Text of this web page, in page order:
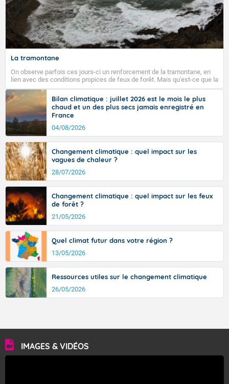
La tramontane
On observe parfois ces jours-ci un renforcement de la tramontane, en
lien avec des conditions propices de feux de forêt. Mais qu'est-ce que la
tramontane ? Quelles sont ses caractéristiques ? La tramontane est un
vent turbulent soufflant de secteur nord-ouest à nord, ou ouest à nord-
ouest, dans un secteur qui part du Roussillon à la vallée de l’Aude et à
l’ouest de l’Hérault. L’étymologie de ce vent vient du latin trasmontanus,
signifiant au-delà des monts, en allusion aux régions montagneuses
d’où provient ce vent.
Bilan climatique : juillet 2026 est le mois le plus
chaud et un des plus secs jamais enregistré en
France
04/08/2026
Changement climatique : quel impact sur les
vagues de chaleur ?
28/07/2026
Changement climatique : quel impact sur les feux
de forêt ?
21/05/2026
Quel climat futur dans votre région ?
13/05/2026
Ressources utiles sur le changement climatique
26/05/2026
IMAGES & VIDÉOS